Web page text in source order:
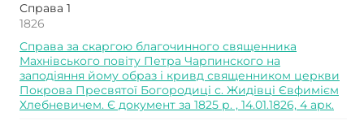
Справа 1
1826
Справа за скаргою благочинного священника
Махнівського повіту Петра Чарпинского на
заподіяння йому образ і кривд священником церкви
Покрова Пресвятої Богородиці с. Жидівці Євфимієм
Хлебневичем. Є документ за 1825 р. , 14.01.1826, 4 арк.